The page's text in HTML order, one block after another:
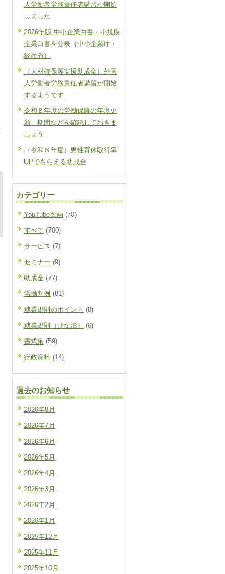
人労働者労務責任者講習が開始
しました
2026年版 中小企業白書・小規模
企業白書を公表（中小企業庁・
経産省）
（人材確保等支援助成金）外国
人労働者労務責任者講習が開始
するようです
令和８年度の労働保険の年度更
新 期間などを確認しておきま
しょう
（令和８年度）男性育休取得率
UPでもらえる助成金
カテゴリー
YouTube動画 (70)
すべて (700)
サービス (7)
セミナー (9)
助成金 (77)
労働判例 (81)
就業規則のポイント (8)
就業規則（ひな形） (6)
書式集 (59)
行政資料 (14)
過去のお知らせ
2026年8月
2026年7月
2026年6月
2026年5月
2026年4月
2026年3月
2026年2月
2026年1月
2025年12月
2025年11月
2025年10月